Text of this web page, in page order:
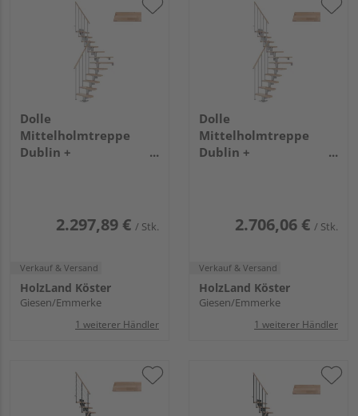
Dolle
Mittelholmtreppe
Dublin +
Metallkomp perlgrau
2.297,89 € / Stk.
Verkauf & Versand
HolzLand Köster
Giesen/Emmerke
1 weiterer Händler
Dolle
Mittelholmtreppe
Dublin +
Metallkomp perlgrau
2.706,06 € / Stk.
Verkauf & Versand
HolzLand Köster
Giesen/Emmerke
1 weiterer Händler